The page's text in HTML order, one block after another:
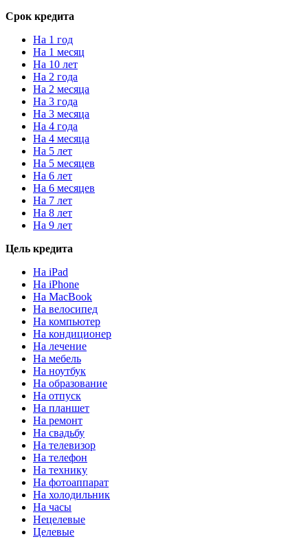
Срок кредита
На 1 год
На 1 месяц
На 10 лет
На 2 года
На 2 месяца
На 3 года
На 3 месяца
На 4 года
На 4 месяца
На 5 лет
На 5 месяцев
На 6 лет
На 6 месяцев
На 7 лет
На 8 лет
На 9 лет
Цель кредита
На iPad
На iPhone
На MacBook
На велосипед
На компьютер
На кондиционер
На лечение
На мебель
На ноутбук
На образование
На отпуск
На планшет
На ремонт
На свадьбу
На телевизор
На телефон
На технику
На фотоаппарат
На холодильник
На часы
Нецелевые
Целевые